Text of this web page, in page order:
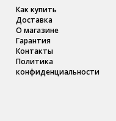
Как купить
Доставка
О магазине
Гарантия
Контакты
Политика
конфиденциальности